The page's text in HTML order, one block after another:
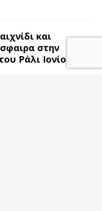
και
στην
Ράλι Ιονίου